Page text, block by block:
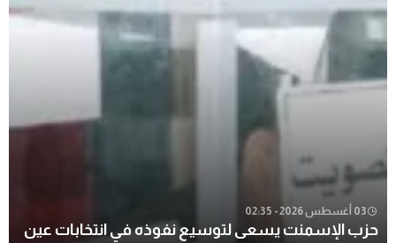
03 أغسطس 2026 - 02:35
حزب الإسمنت يسعى لتوسيع نفوذه في انتخابات عين